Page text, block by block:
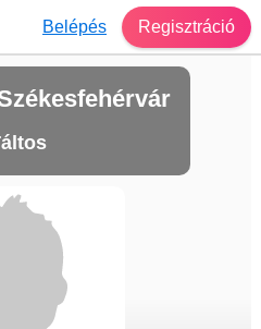
Belépés Regisztráció